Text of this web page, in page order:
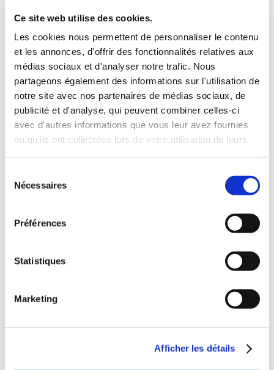
Ce site web utilise des cookies.
Les cookies nous permettent de personnaliser le contenu
et les annonces, d'offrir des fonctionnalités relatives aux
médias sociaux et d'analyser notre trafic. Nous
partageons également des informations sur l'utilisation de
notre site avec nos partenaires de médias sociaux, de
publicité et d'analyse, qui peuvent combiner celles-ci
avec d'autres informations que vous leur avez fournies
ou qu'ils ont collectées lors de votre utilisation de leurs
Nécessaires
Préférences
Statistiques
Marketing
Afficher les détails
INCLUDED WITH THE RENTAL
Pick-up with shuttle to the agency (5 min)
Unlimited mileage
Comprehensive insurance (excluding deductible)
Fuel: full tank to return full
RENTAL CONDITIONS
INSURANCE
Deductible:€650